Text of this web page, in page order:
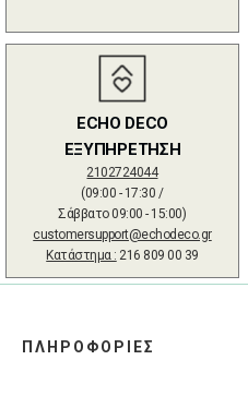
ECHO DECO
ΕΞΥΠΗΡΕΤΗΣΗ
2102724044
(09:00 - 17:30 /
Σάββατο 09:00 - 15:00)
customersupport@echodeco.gr
Κατάστημα : 216 809 00 39
ΠΛΗΡΟΦΟΡΙΕΣ